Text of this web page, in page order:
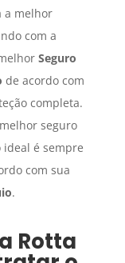
a melhor
com a
Seguro
de acordo com
completa.
seguro
ideal é sempre
com sua
.
Rotta